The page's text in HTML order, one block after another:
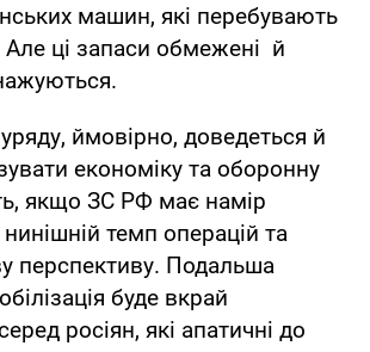
машин, які перебувають
Але ці запаси обмежені й
ймовірно, доведеться й
економіку та оборонну
якщо ЗС РФ має намір
темп операцій та
перспективу. Подальша
буде вкрай
росіян, які апатичні до